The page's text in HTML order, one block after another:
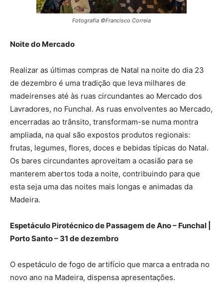
Fotografia ©Francisco Correia
Noite do Mercado
Realizar as últimas compras de Natal na noite do dia 23
de dezembro é uma tradição que leva milhares de
madeirenses até às ruas circundantes ao Mercado dos
Lavradores, no Funchal. As ruas envolventes ao Mercado,
encerradas ao trânsito, transformam-se numa montra
ampliada, na qual são expostos produtos regionais:
frutas, legumes, flores, doces e bebidas típicas do Natal.
Os bares circundantes aproveitam a ocasião para se
manterem abertos toda a noite, contribuindo para que
esta seja uma das noites mais longas e animadas da
Madeira.
Espetáculo Pirotécnico de Passagem de Ano – Funchal |
Porto Santo – 31 de dezembro
O espetáculo de fogo de artifício que marca a entrada no
novo ano na Madeira, dispensa apresentações.